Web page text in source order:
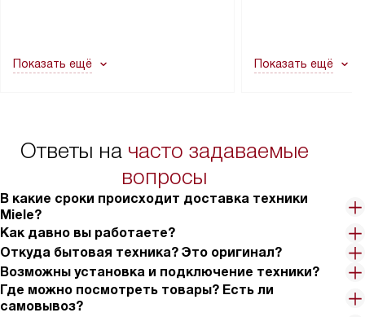
в гарантийном ремонте в будущем.
Показать ещё
не включаются:
в условиях
Показать ещё
Ответы на часто задаваемые
вопросы
В какие сроки происходит доставка техники
Miele?
Как давно вы работаете?
Откуда бытовая техника? Это оригинал?
Возможны установка и подключение техники?
Где можно посмотреть товары? Есть ли
самовывоз?